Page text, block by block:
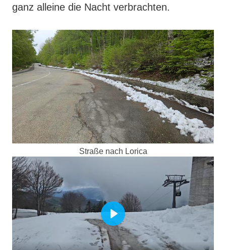
ganz alleine die Nacht verbrachten.
Straße nach Lorica
P
l